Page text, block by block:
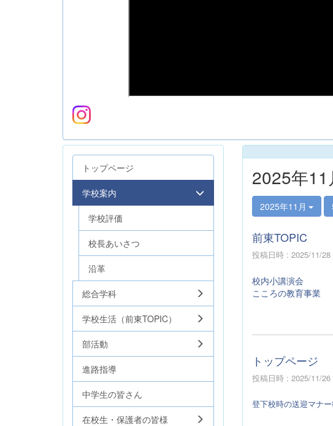
2025年
2025年11月
前東TOPIC
投稿日時 : 2025/11/28
校内小講演会
こころの教育事業
トップページ
投稿日時 : 2025/11/26
登下校時の送迎マナ
トップページ
学校案内
学校評価
校長あいさつ
沿革
総合学科
学校生活（前東TOPIC）
部活動
進路指導
中学生の皆さん
在校生・保護者の皆様